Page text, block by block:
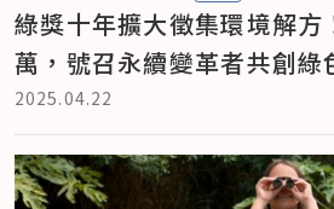
綠獎十年擴大徵集環境解方
萬，號召永續變革者共創綠
2025.04.22